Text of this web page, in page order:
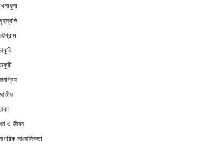
ও জীবন
সাংবাদিকতা